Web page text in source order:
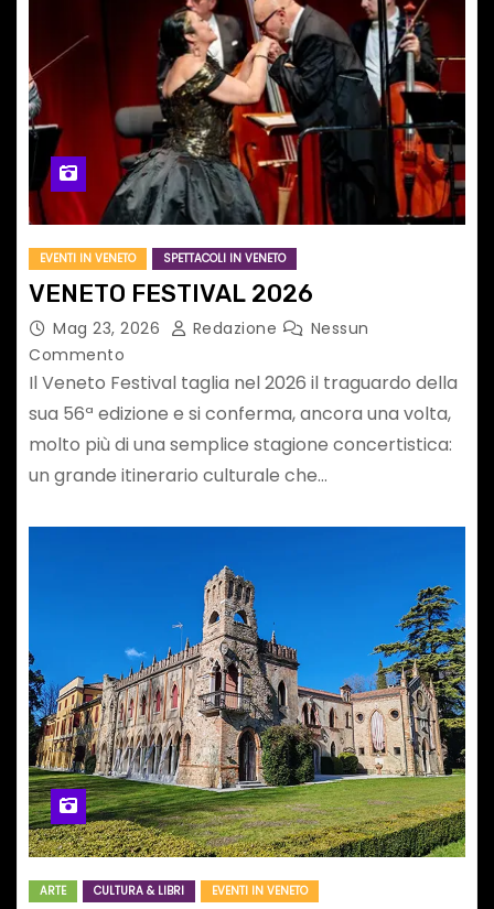
EVENTI IN VENETO SPETTACOLI IN VENETO
VENETO FESTIVAL 2026
Mag 23, 2026 Redazione
Nessun
Commento
Il Veneto Festival taglia nel 2026 il traguardo della
sua 56ª edizione e si conferma, ancora una volta,
molto più di una semplice stagione concertistica:
un grande itinerario culturale che…
ARTE CULTURA & LIBRI EVENTI IN VENETO